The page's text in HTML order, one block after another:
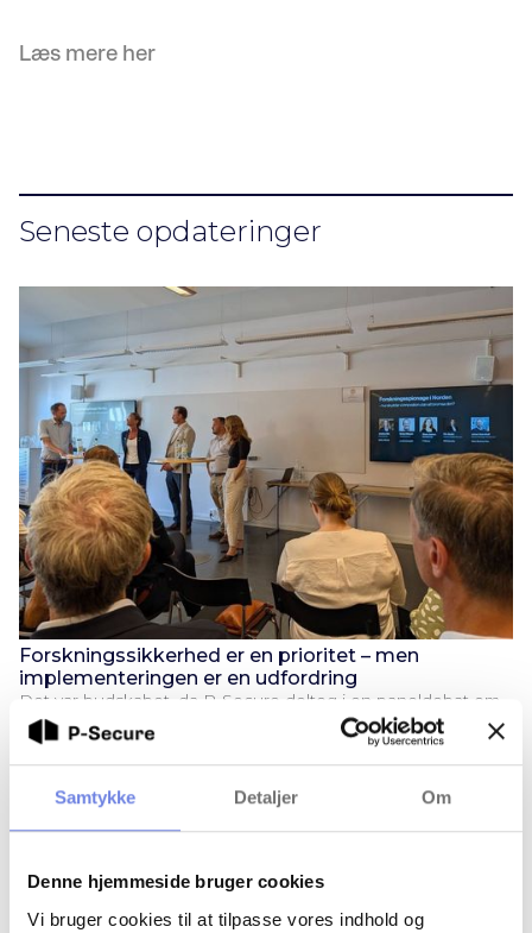
Samtykke Detaljer Om
Denne hjemmeside bruger cookies
Vi bruger cookies til at tilpasse vores indhold og
Læs mere her
Seneste opdateringer
Forskningssikkerhed er en prioritet – men
implementeringen er en udfordring
Det var budskabet, da P-Secure deltog i en paneldebat om
forskningssikkerhed i Norden under Almedalsveckan på
Gotland.